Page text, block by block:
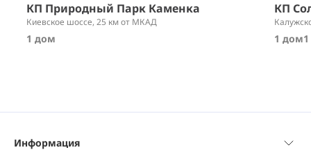
КП Природный Парк Каменка
Киевское шоссе, 25 км от МКАД
1 дом
КП
1 дом
Информация